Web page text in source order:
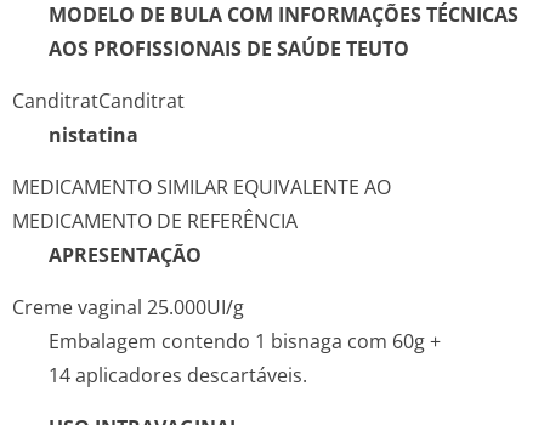
MODELO DE BULA COM INFORMAÇÕES TÉCNICAS
AOS PROFISSIONAIS DE SAÚDE TEUTO
CanditratCanditrat
nistatina
MEDICAMENTO SIMILAR EQUIVALENTE AO
MEDICAMENTO DE REFERÊNCIA
APRESENTAÇÃO
Creme vaginal 25.000UI/g
Embalagem contendo 1 bisnaga com 60g +
14 aplicadores descartáveis.